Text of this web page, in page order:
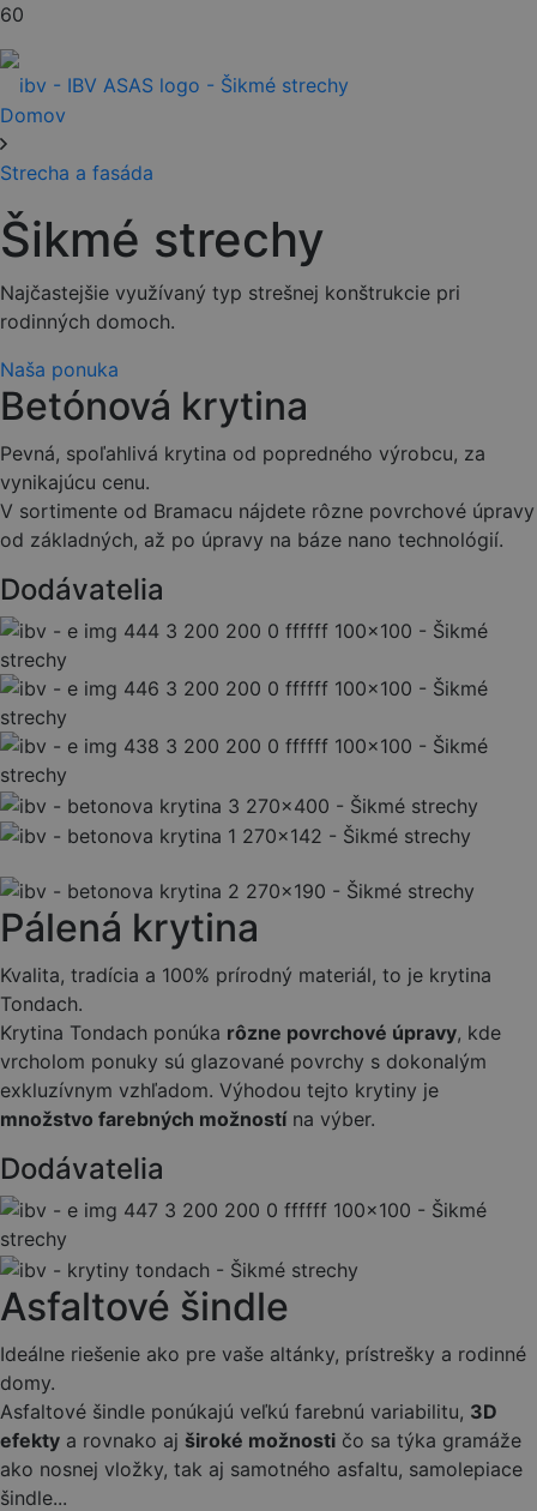
Domov
Strecha a fasáda
Šikmé strechy
Najčastejšie využívaný typ strešnej konštrukcie pri
rodinných domoch.
Naša ponuka
Betónová krytina
Pevná, spoľahlivá krytina od popredného výrobcu, za
vynikajúcu cenu.
V sortimente od Bramacu nájdete rôzne povrchové úpravy
od základných, až po úpravy na báze nano technológií.
Dodávatelia
Pálená krytina
Kvalita, tradícia a 100% prírodný materiál, to je krytina
Tondach.
Krytina Tondach ponúka rôzne povrchové úpravy, kde
vrcholom ponuky sú glazované povrchy s dokonalým
exkluzívnym vzhľadom. Výhodou tejto krytiny je
množstvo farebných možnostína výber.
Dodávatelia
Asfaltové šindle
Ideálne riešenie ako pre vaše altánky, prístrešky a rodinné
domy.
Asfaltové šindle ponúkajú veľkú farebnú variabilitu, 3D
efekty a rovnako aj široké možnosti čo sa týka gramáže
ako nosnej vložky, tak aj samotného asfaltu, samolepiace
šindle...